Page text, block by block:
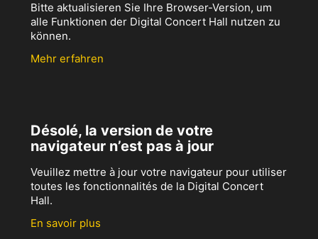
Bitte aktualisieren Sie Ihre Browser-Version, um
alle Funktionen der Digital Concert Hall nutzen zu
können.
Mehr erfahren
Désolé, la version de votre
navigateur n’est pas à jour
Veuillez mettre à jour votre navigateur pour utiliser
toutes les fonctionnalités de la Digital Concert
Hall.
En savoir plus